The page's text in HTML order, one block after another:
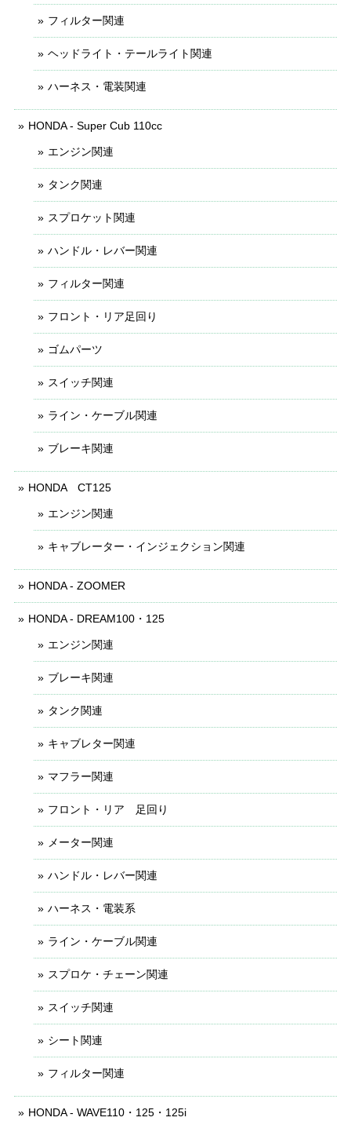
フィルター関連
ヘッドライト・テールライト関連
ハーネス・電装関連
HONDA - Super Cub 110cc
エンジン関連
タンク関連
スプロケット関連
ハンドル・レバー関連
フィルター関連
フロント・リア足回り
ゴムパーツ
スイッチ関連
ライン・ケーブル関連
ブレーキ関連
HONDA CT125
エンジン関連
キャブレーター・インジェクション関連
HONDA - ZOOMER
HONDA - DREAM100・125
エンジン関連
ブレーキ関連
タンク関連
キャブレター関連
マフラー関連
フロント・リア 足回り
メーター関連
ハンドル・レバー関連
ハーネス・電装系
ライン・ケーブル関連
スプロケ・チェーン関連
スイッチ関連
シート関連
フィルター関連
HONDA - WAVE110・125・125i